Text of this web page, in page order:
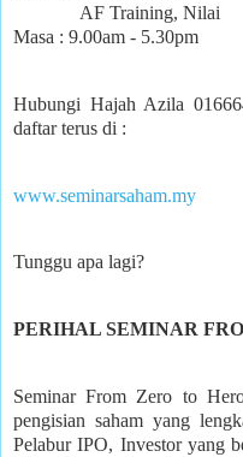
AF Training, Nilai
Masa : 9.00am - 5.30pm
Hubungi Hajah Azila
daftar terus di :
www.seminarsaham.my
Tunggu apa lagi?
PERIHAL SEMINAR
Seminar From Zero to
pengisian saham yang
Pelabur IPO, Investor yang